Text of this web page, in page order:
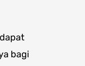
bagi